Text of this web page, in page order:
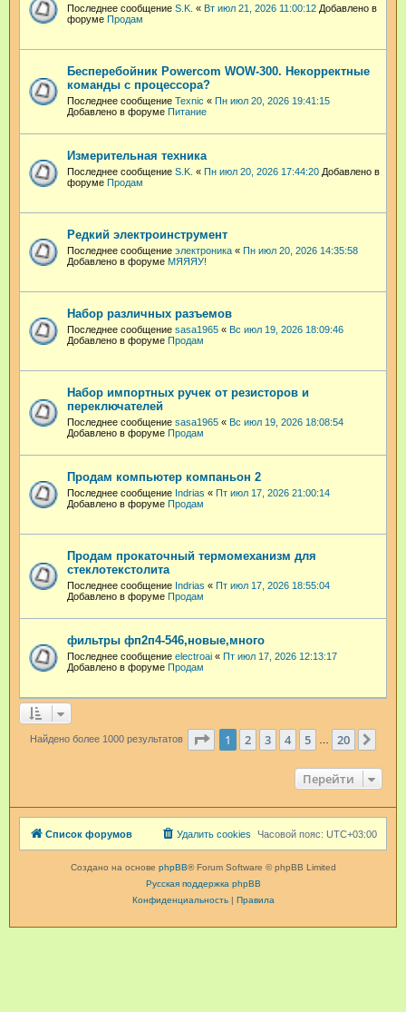
Последнее сообщение S.K. « Вт июл 21, 2026 11:00:12 Добавлено в
форуме Продам
Бесперебойник Powercom WOW-300. Некорректные
команды с процессора?
Последнее сообщение Техnic « Пн июл 20, 2026 19:41:15
Добавлено в форуме Питание
Измерительная техника
Последнее сообщение S.K. « Пн июл 20, 2026 17:44:20 Добавлено в
форуме Продам
Редкий электроинструмент
Последнее сообщение электроника « Пн июл 20, 2026 14:35:58
Добавлено в форуме МЯЯЯУ!
Набор различных разъемов
Последнее сообщение sasa1965 « Вс июл 19, 2026 18:09:46
Добавлено в форуме Продам
Набор импортных ручек от резисторов и
переключателей
Последнее сообщение sasa1965 « Вс июл 19, 2026 18:08:54
Добавлено в форуме Продам
Продам компьютер компаньон 2
Последнее сообщение Indrias « Пт июл 17, 2026 21:00:14
Добавлено в форуме Продам
Продам прокаточный термомеханизм для
стеклотекстолита
Последнее сообщение Indrias « Пт июл 17, 2026 18:55:04
Добавлено в форуме Продам
фильтры фп2п4-546,новые,много
Последнее сообщение electroai « Пт июл 17, 2026 12:13:17
Добавлено в форуме Продам
Найдено более 1000 результатов Страница из 20
1 2 3 4 5 20
Перейти
Список форумов Часовой пояс: UTC+03:00
Удалить cookies
Создано на основе phpBB® Forum Software © phpBB Limited
Русская поддержка phpBB
Конфиденциальность| Правила